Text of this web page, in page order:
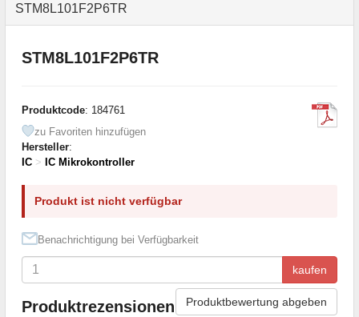
STM8L101F2P6TR
STM8L101F2P6TR
Produktcode: 184761
zu Favoriten hinzufügen
Hersteller:
IC > IC Mikrokontroller
Produkt ist nicht verfügbar
Benachrichtigung bei Verfügbarkeit
kaufen
Produktrezensionen Produktbewertung abgeben